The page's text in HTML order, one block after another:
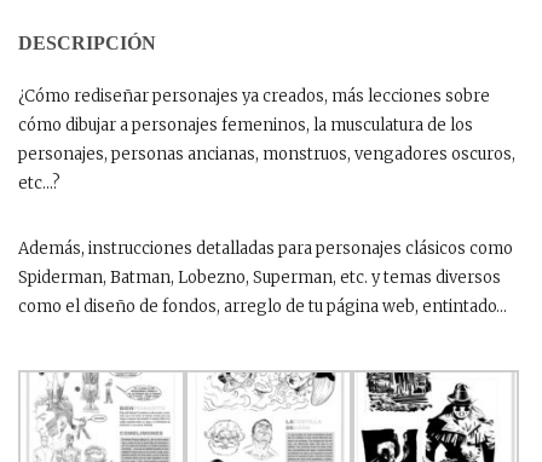
DESCRIPCIÓN
¿Cómo rediseñar personajes ya creados, más lecciones sobre
cómo dibujar a personajes femeninos, la musculatura de los
personajes, personas ancianas, monstruos, vengadores oscuros,
etc…?
Además, instrucciones detalladas para personajes clásicos como
Spiderman, Batman, Lobezno, Superman, etc. y temas diversos
como el diseño de fondos, arreglo de tu página web, entintado…